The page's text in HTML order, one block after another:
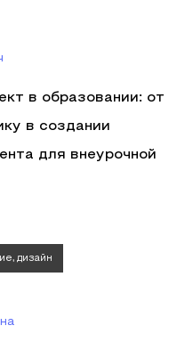
в образовании: от
в создании
для внеурочной
дизайн